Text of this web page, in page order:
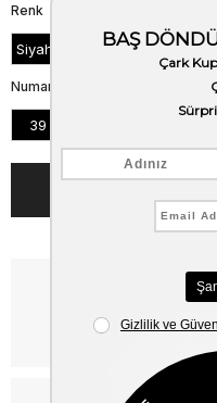
Renk
Siyah Acma
Numara
39